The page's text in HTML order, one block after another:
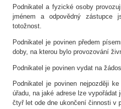
Podnikatel a fyzické osoby
jménem a odpovědný zástupce
totožnost.
Podnikatel je povinen předem
doby, na kterou bylo provozování
Podnikatel je povinen vydat na
Podnikatel je povinen nejpozději ke
úřadu, na jaké adrese lze
čtyř let ode dne ukončení činnosti v